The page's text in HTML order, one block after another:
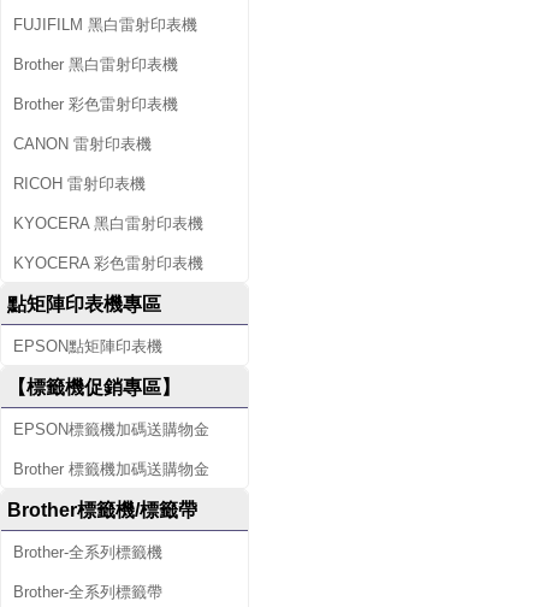
FUJIFILM 黑白雷射印表機
Brother 黑白雷射印表機
Brother 彩色雷射印表機
CANON 雷射印表機
RICOH 雷射印表機
KYOCERA 黑白雷射印表機
KYOCERA 彩色雷射印表機
點矩陣印表機專區
EPSON點矩陣印表機
【標籤機促銷專區】
EPSON標籤機加碼送購物金
Brother 標籤機加碼送購物金
Brother標籤機/標籤帶
Brother-全系列標籤機
Brother-全系列標籤帶